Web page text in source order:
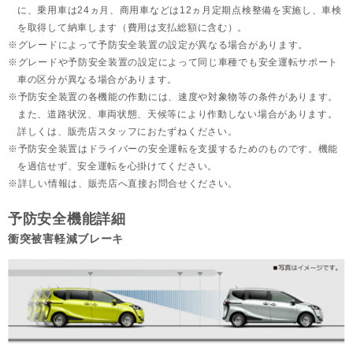
に、乗用車は24ヵ月、 商用車などは12ヵ月定期点検整備を実施し、車検
を取得して納車します（費用は支払総額に含む）。
グレードによって予防安全装置の設定が異なる場合があります。
グレードや予防安全装置の設定によって同じ車種でも安全運転サポート
車の区分が異なる場合があります。
予防安全装置の各機能の作動には、速度や対象物等の条件があります。
また、道路状況、車両状態、天候等により作動しない場合があります。
詳しくは、販売店スタッフにおたずねください。
予防安全装置はドライバーの安全運転を支援するためのものです。機能
を過信せず、安全運転を心掛けてください。
詳しい情報は、販売店へ直接お問合せください。
予防安全機能詳細
衝突被害軽減ブレーキ